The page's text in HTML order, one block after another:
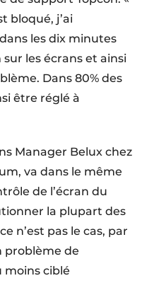
bloqué, j’ai
les dix minutes
les écrans et ainsi
Dans 80% des
être réglé à
Manager Belux chez
va dans le même
de l’écran du
la plupart des
n’est pas le cas, par
problème de
moins ciblé